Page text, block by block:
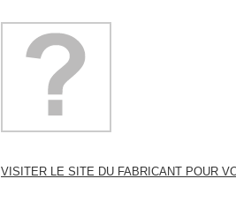
VISITER LE SITE DU FABRICANT POUR